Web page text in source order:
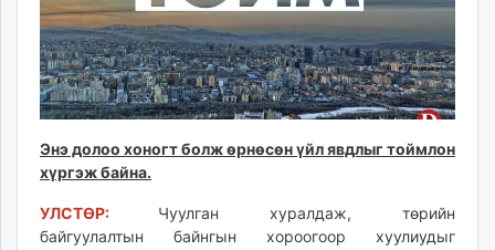
ikon.mn
mnb.mn
Livetv.mn
Eguur.mn
shuud.mn
eagle.mn
ergelt.mn
zarig.mn
Энэ долоо хоногт болж өрнөсөн үйл явдлыг тоймлон
хүргэж байна.
УЛСТӨР: Чуулган хуралдаж, төрийн
байгуулалтын байнгын хороогоор хуулиудыг